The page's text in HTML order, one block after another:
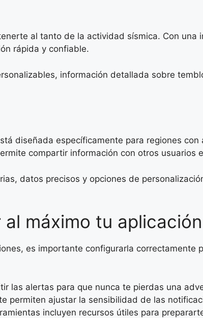
al tanto de la actividad sísmica. Con una
rápida y confiable.
información detallada sobre
diseñada específicamente para regiones
compartir información con otros usuarios
datos precisos y opciones de
máximo tu
es importante configurarla correctamente
las alertas para que nunca te pierdas una
permiten ajustar la sensibilidad de las
incluyen recursos útiles para